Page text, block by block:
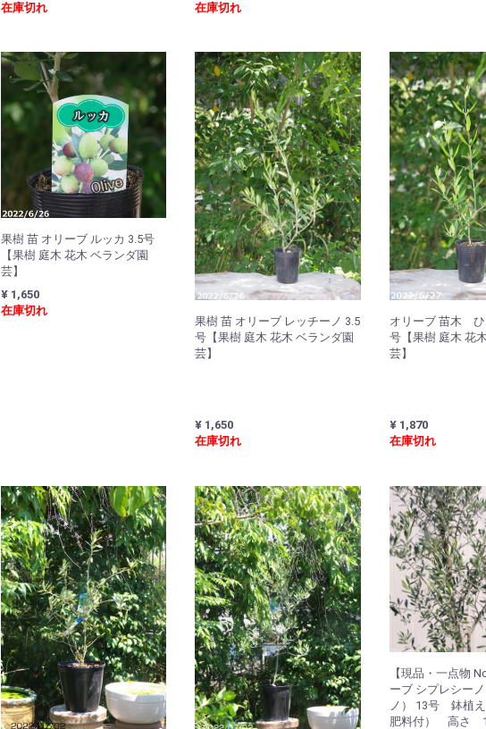
在庫切れ
在庫切れ
果樹 苗 オリーブ ルッカ 3.5号
【果樹 庭木 花木 ベランダ園
芸】
¥ 1,650
在庫切れ
果樹 苗 オリーブ レッチーノ 3.5
号【果樹 庭木 花木 ベランダ園
芸】
¥ 1,650
在庫切れ
オリーブ 苗木
号【果樹 庭木 花
芸】
¥ 1,870
在庫切れ
【現品・一点物
ーブ シプレシー
ノ） 13号 鉢植
肥料付） 高さ